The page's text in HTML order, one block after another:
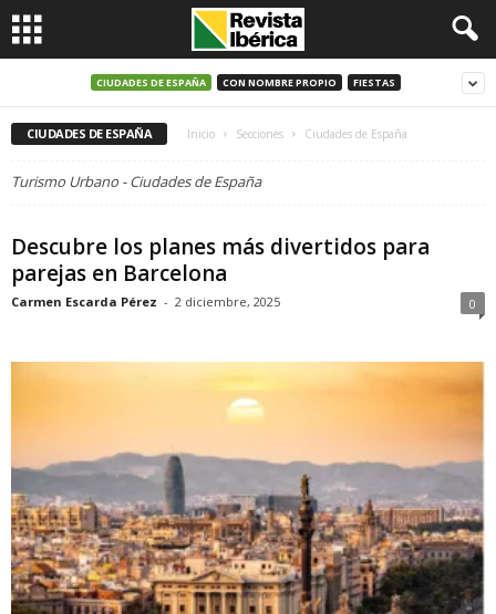
CIUDADES DE ESPAÑA CON NOMBRE PROPIO FIESTAS
CIUDADES DE ESPAÑA Inicio Secciones Ciudades de España
Turismo Urbano - Ciudades de España
Descubre los planes más divertidos para
parejas en Barcelona
Carmen Escarda Pérez - 2 diciembre, 2025 0